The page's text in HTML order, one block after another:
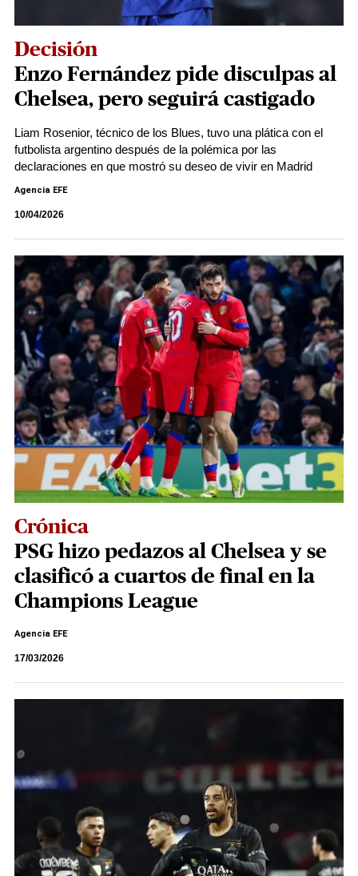
Decisión
Enzo Fernández pide disculpas al
Chelsea, pero seguirá castigado
Liam Rosenior, técnico de los Blues, tuvo una plática con el
futbolista argentino después de la polémica por las
declaraciones en que mostró su deseo de vivir en Madrid
Agencia EFE
10/04/2026
Crónica
PSG hizo pedazos al Chelsea y se
clasificó a cuartos de final en la
Champions League
Agencia EFE
17/03/2026